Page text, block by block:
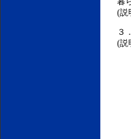
(説
３
(説